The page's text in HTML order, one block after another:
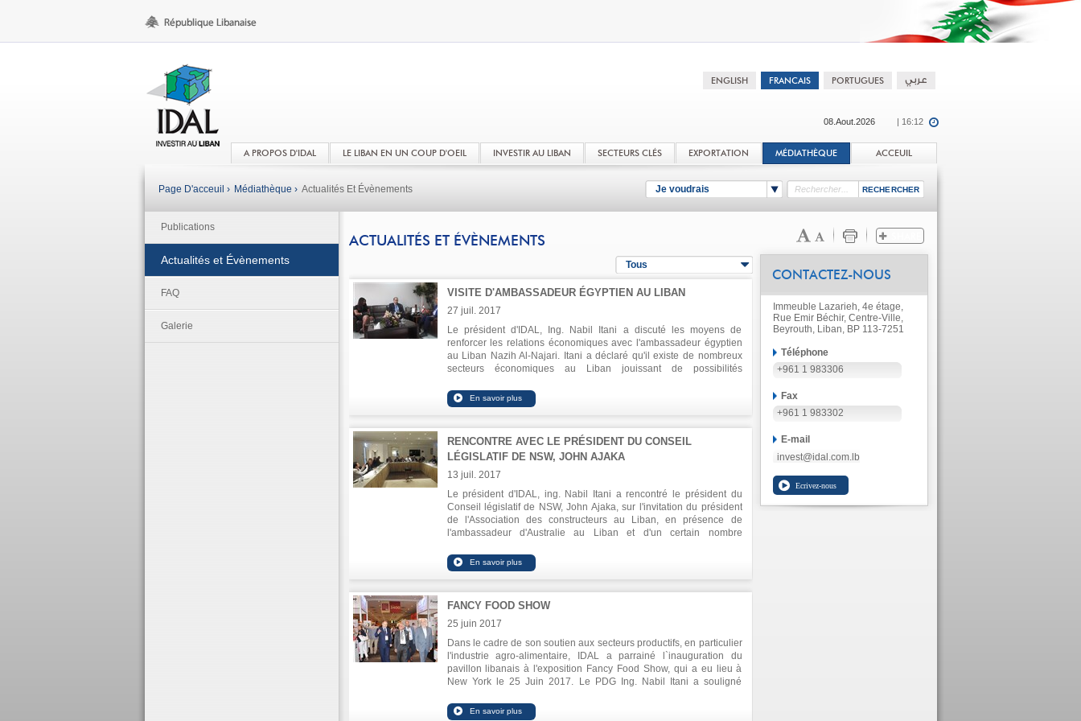
08.Aout.2026 | 16:12
A PROPOS D'IDAL LE LIBAN EN UN COUP D'OEIL INVESTIR AU LIBAN SECTEURS CLÉS EXPORTATION MÉDIATHÈQUE ACCEUIL
Je voudrais
Page D'acceuil › Médiathèque › Actualités Et Évènements
Publications
Actualités et Évènements
FAQ
Galerie
ACTUALITÉS ET ÉVÈNEMENTS
Tous
VISITE D'AMBASSADEUR ÉGYPTIEN AU LIBAN
27 juil. 2017
Le président d'IDAL, Ing. Nabil Itani a discuté les moyens de
renforcer les relations économiques avec l'ambassadeur égyptien
au Liban Nazih Al-Najari. Itani a déclaré qu'il existe de nombreux
secteurs économiques au Liban jouissant de possibilités
agroalimentaires, le tourisme hospitalier, les médicaments, les
médias et les technologies de l'information. Najari a exprimé le
l'Egypte en important plus de produits libanais, en particulier
agricoles.
RENCONTRE AVEC LE PRÉSIDENT DU CONSEIL
LÉGISLATIF DE NSW, JOHN AJAKA
13 juil. 2017
Le président d'IDAL, ing. Nabil Itani a rencontré le président du
Conseil législatif de NSW, John Ajaka, sur l'invitation du président
de l'Association des constructeurs au Liban, en présence de
l'ambassadeur d'Australie au Liban et d'un certain nombre
australiennes, en particulier dans le domaine de l'investissement,
ont été exposées à la lumière des avantages qui caractérisent les
au Moyen-Orient en tant que centre d'affaires à partir duquel des
entreprises étrangères peuvent servir la région.
FANCY FOOD SHOW
25 juin 2017
Dans le cadre de son soutien aux secteurs productifs, en particulier
l'industrie agro-alimentaire, IDAL a parrainé l`inauguration du
pavillon libanais à l'exposition Fancy Food Show, qui a eu lieu à
New York le 25 Juin 2017. Le PDG Ing. Nabil Itani a souligné
soutien et de support pour la participation d`un plus grand nombre
CONTACTEZ-NOUS
Immeuble Lazarieh, 4e étage,
Rue Emir Béchir, Centre-Ville,
Beyrouth, Liban, BP 113-7251
Téléphone
+961 1 983306
Fax
+961 1 983302
E-mail
invest@idal.com.lb